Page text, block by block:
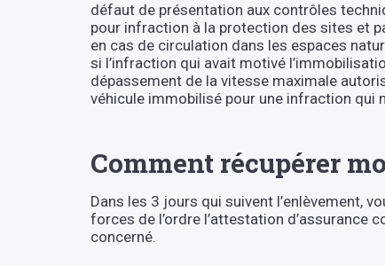
défaut de présentation aux contrôles
pour infraction à la protection des sites et
en cas de circulation dans les espaces
si l’infraction qui avait motivé
dépassement de la vitesse maximale
véhicule immobilisé pour une infraction qui
Comment récupérer
Dans les 3 jours qui suivent l’enlèvement,
forces de l’ordre l’attestation d’assurance
concerné.